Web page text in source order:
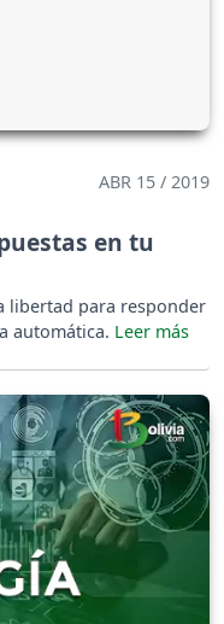
ABR 15 / 2019
en tu
libertad para responder
automática.